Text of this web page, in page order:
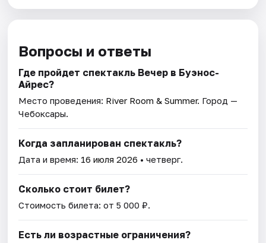
Вопросы и ответы
Где пройдет спектакль Вечер в Буэнос-
Айрес?
Место проведения: River Room & Summer. Город —
Чебоксары.
Когда запланирован спектакль?
Дата и время: 16 июля 2026 • четверг.
Сколько стоит билет?
Стоимость билета: от 5 000 ₽.
Есть ли возрастные ограничения?